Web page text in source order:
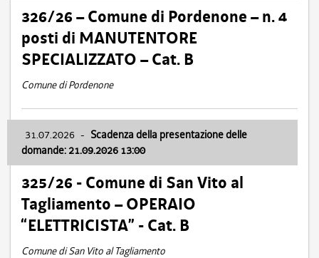
326/26 – Comune di Pordenone – n. 4
posti di MANUTENTORE
SPECIALIZZATO – Cat. B
Comune di Pordenone
31.07.2026 - Scadenza della presentazione delle
domande: 21.09.2026 13:00
325/26 - Comune di San Vito al
Tagliamento – OPERAIO
“ELETTRICISTA” - Cat. B
Comune di San Vito al Tagliamento